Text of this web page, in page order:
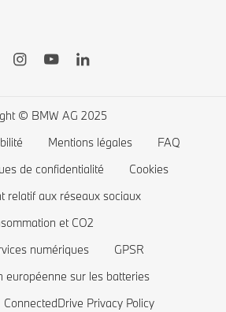
BMW
© BMW AG 2025
Mentions légales
FAQ
de confidentialité
Cookies
relatif aux réseaux sociaux
et CO2
numériques
GPSR
européenne sur les batteries
ConnectedDrive Privacy Policy